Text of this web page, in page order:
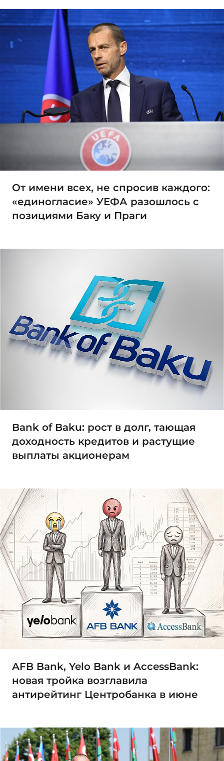
От имени всех, не спросив каждого:
«единогласие» УЕФА разошлось с
позициями Баку и Праги
Bank of Baku: рост в долг, тающая
доходность кредитов и растущие
выплаты акционерам
AFB Bank, Yelo Bank и AccessBank:
новая тройка возглавила
антирейтинг Центробанка в июне